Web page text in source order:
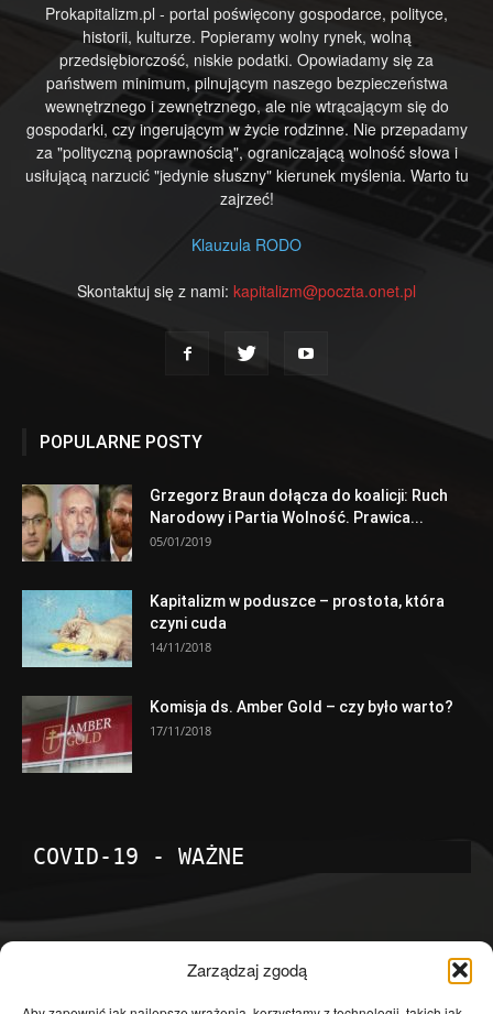
Zarządzaj zgodą
Prokapitalizm.pl - portal poświęcony gospodarce, polityce,
historii, kulturze. Popieramy wolny rynek, wolną
przedsiębiorczość, niskie podatki. Opowiadamy się za
państwem minimum, pilnującym naszego bezpieczeństwa
wewnętrznego i zewnętrznego, ale nie wtrącającym się do
gospodarki, czy ingerującym w życie rodzinne. Nie przepadamy
za "polityczną poprawnością", ograniczającą wolność słowa i
usiłującą narzucić "jedynie słuszny" kierunek myślenia. Warto tu
zajrzeć!
Klauzula RODO
Skontaktuj się z nami: kapitalizm@poczta.onet.pl
POPULARNE POSTY
Grzegorz Braun dołącza do koalicji: Ruch
Narodowy i Partia Wolność. Prawica...
05/01/2019
Kapitalizm w poduszce – prostota, która
czyni cuda
14/11/2018
Komisja ds. Amber Gold – czy było warto?
17/11/2018
COVID-19 - WAŻNE
Temat dnia 4601